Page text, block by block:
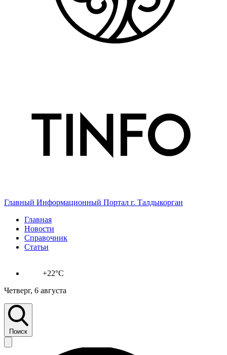
Главный Информационный Портал г. Талдыкорган
Главная
Новости
Справочник
Статьи
+22°C
Четверг, 6 августа
Поиск